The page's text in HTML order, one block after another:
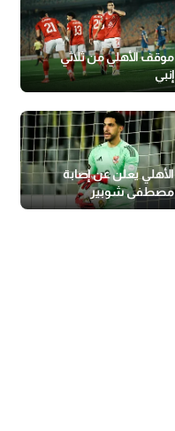
موقف الأهلي من ثلاثي
إنبي
الأهلي يعلن عن إصابة
مصطفى شوبير